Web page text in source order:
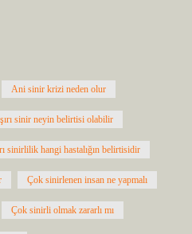
Ani sinir krizi neden olur
sinir neyin belirtisi olabilir
sinirlilik hangi hastalığın belirtisidir
Çok sinirlenen insan ne yapmalı
Çok sinirli olmak zararlı mı